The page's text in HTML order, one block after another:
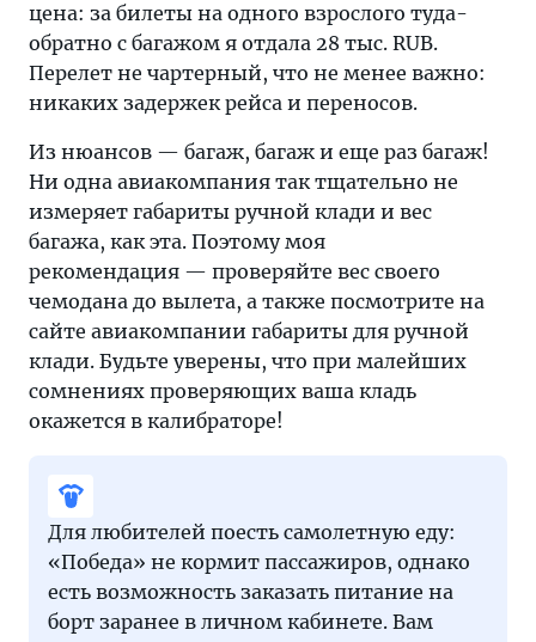
цена: за билеты на одного взрослого туда-
обратно с багажом я отдала 28 тыс. RUB.
Перелет не чартерный, что не менее важно:
никаких задержек рейса и переносов.
Из нюансов — багаж, багаж и еще раз багаж!
Ни одна авиакомпания так тщательно не
измеряет габариты ручной клади и вес
багажа, как эта. Поэтому моя
рекомендация — проверяйте вес своего
чемодана до вылета, а также посмотрите на
сайте авиакомпании габариты для ручной
клади. Будьте уверены, что при малейших
сомнениях проверяющих ваша кладь
окажется в калибраторе!
Для любителей поесть самолетную еду:
«Победа» не кормит пассажиров, однако
есть возможность заказать питание на
борт заранее в личном кабинете. Вам